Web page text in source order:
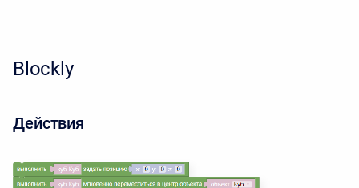
Blockly
Действия